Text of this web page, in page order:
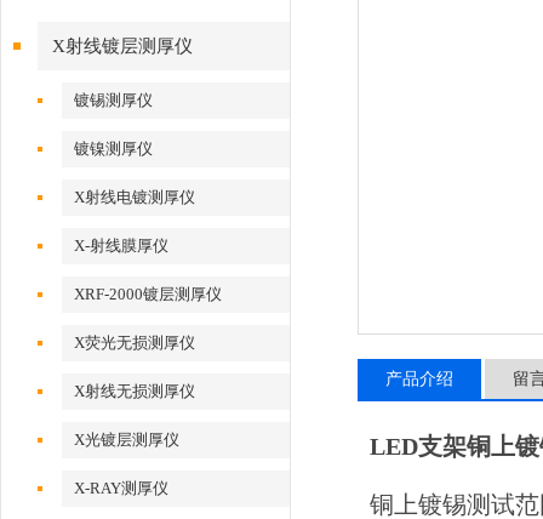
X射线镀层测厚仪
镀锡测厚仪
镀镍测厚仪
X射线电镀测厚仪
X-射线膜厚仪
XRF-2000镀层测厚仪
X荧光无损测厚仪
X射线无损测厚仪
X光镀层测厚仪
X-RAY测厚仪
产品介绍 留
LED支架铜上
铜上镀锡测试